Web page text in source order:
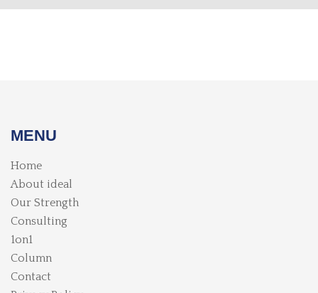
MENU
Home
About ideal
Our Strength
Consulting
1on1
Column
Contact